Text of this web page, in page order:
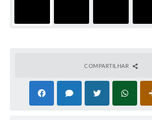
COMPARTILHAR